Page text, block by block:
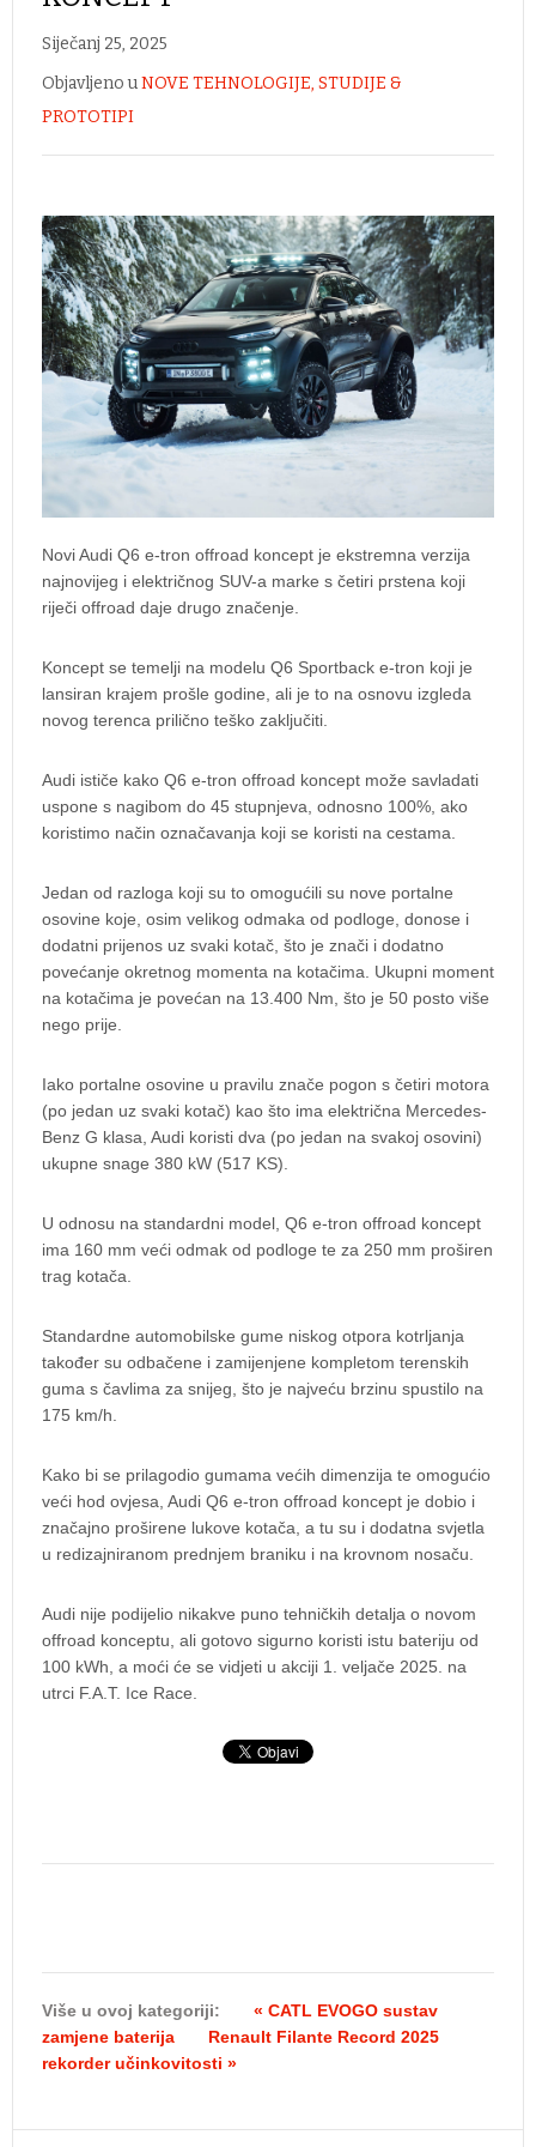
Siječanj 25, 2025
Objavljeno uNOVE TEHNOLOGIJE, STUDIJE &
PROTOTIPI
Novi Audi Q6 e-tron offroad koncept je ekstremna verzija
najnovijeg i električnog SUV-a marke s četiri prstena koji
riječi offroad daje drugo značenje.
Koncept se temelji na modelu Q6 Sportback e-tron koji je
lansiran krajem prošle godine, ali je to na osnovu izgleda
novog terenca prilično teško zaključiti.
Audi ističe kako Q6 e-tron offroad koncept može savladati
uspone s nagibom do 45 stupnjeva, odnosno 100%, ako
koristimo način označavanja koji se koristi na cestama.
Jedan od razloga koji su to omogućili su nove portalne
osovine koje, osim velikog odmaka od podloge, donose i
dodatni prijenos uz svaki kotač, što je znači i dodatno
povećanje okretnog momenta na kotačima. Ukupni moment
na kotačima je povećan na 13.400 Nm, što je 50 posto više
nego prije.
Iako portalne osovine u pravilu znače pogon s četiri motora
(po jedan uz svaki kotač) kao što ima električna Mercedes-
Benz G klasa, Audi koristi dva (po jedan na svakoj osovini)
ukupne snage 380 kW (517 KS).
U odnosu na standardni model, Q6 e-tron offroad koncept
ima 160 mm veći odmak od podloge te za 250 mm proširen
trag kotača.
Standardne automobilske gume niskog otpora kotrljanja
također su odbačene i zamijenjene kompletom terenskih
guma s čavlima za snijeg, što je najveću brzinu spustilo na
175 km/h.
Kako bi se prilagodio gumama većih dimenzija te omogućio
veći hod ovjesa, Audi Q6 e-tron offroad koncept je dobio i
značajno proširene lukove kotača, a tu su i dodatna svjetla
u redizajniranom prednjem braniku i na krovnom nosaču.
Audi nije podijelio nikakve puno tehničkih detalja o novom
offroad konceptu, ali gotovo sigurno koristi istu bateriju od
100 kWh, a moći će se vidjeti u akciji 1. veljače 2025. na
utrci F.A.T. Ice Race.
Više u ovoj kategoriji:
« CATL EVOGO sustav
zamjene baterija
Renault Filante Record 2025
rekorder učinkovitosti »